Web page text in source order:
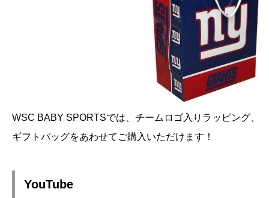
WSC BABY SPORTSでは、チームロゴ入りラッピング、
ギフトバッグをあわせてご購入いただけます！
YouTube